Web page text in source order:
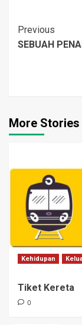
meminta istrinya
menutupnya dan
Post
Previous
SEBUAH
More Stories
Kehidupan
Tiket Kereta
0